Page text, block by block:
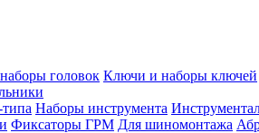
головок Ключи и наборы ключей
Наборы инструмента
Фиксаторы ГРМ Для шиномонтажа